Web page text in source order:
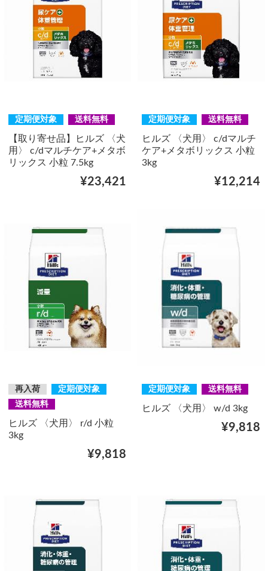
定期便対象 送料無料
【取り寄せ品】ヒルズ 〈犬
用〉 c/dマルチケア+メタボ
リックス 小粒 7.5kg
¥23,421
定期便対象 送料無料
ヒルズ 〈犬用〉 c/dマルチ
ケア+メタボリックス 小粒
3kg
¥12,214
再入荷
定期便対象
送料無料
ヒルズ 〈犬用〉 r/d 小粒
3kg
¥9,818
定期便対象 送料無料
ヒルズ 〈犬用〉 w/d 3kg
¥9,818